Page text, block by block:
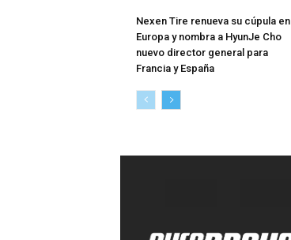
Nexen Tire renueva su cúpula en
Europa y nombra a HyunJe Cho
nuevo director general para
Francia y España